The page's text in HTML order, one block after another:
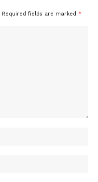
Required fields are marked *